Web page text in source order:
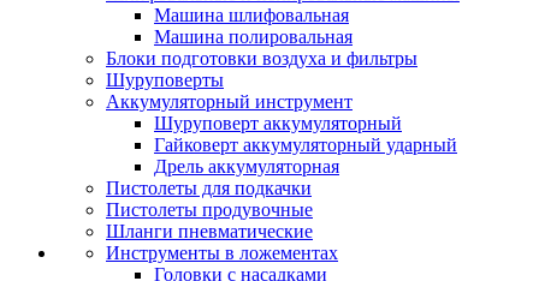
Машина шлифовальная
Машина полировальная
Блоки подготовки воздуха и фильтры
Шуруповерты
Аккумуляторный инструмент
Шуруповерт аккумуляторный
Гайковерт аккумуляторный ударный
Дрель аккумуляторная
Пистолеты для подкачки
Пистолеты продувочные
Шланги пневматические
Инструменты в ложементах
Головки с насадками